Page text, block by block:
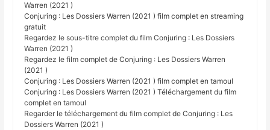
Warren (2021 )
Conjuring : Les Dossiers Warren (2021 ) film complet en streaming
gratuit
Regardez le sous-titre complet du film Conjuring : Les Dossiers
Warren (2021 )
Regardez le film complet de Conjuring : Les Dossiers Warren
(2021 )
Conjuring : Les Dossiers Warren (2021 ) film complet en tamoul
Conjuring : Les Dossiers Warren (2021 ) Téléchargement du film
complet en tamoul
Regarder le téléchargement du film complet de Conjuring : Les
Dossiers Warren (2021 )